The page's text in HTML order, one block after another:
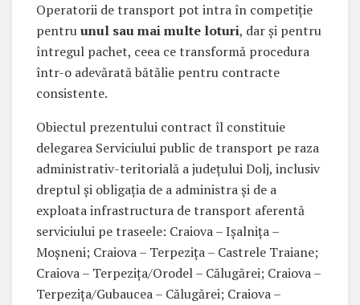
Operatorii de transport pot intra în competiție
pentruunul sau mai multe loturi, dar și pentru
întregul pachet, ceea ce transformă procedura
într-o adevărată bătălie pentru contracte
consistente.
Obiectul prezentului contract îl constituie
delegarea Serviciului public de transport pe raza
administrativ-teritorială a județului Dolj, inclusiv
dreptul și obligația de a administra și de a
exploata infrastructura de transport aferentă
serviciului pe traseele: Craiova – Ișalnița –
Moșneni; Craiova – Terpezița – Castrele Traiane;
Craiova – Terpezița/Orodel – Călugărei; Craiova –
Terpezița/Gubaucea – Călugărei; Craiova –